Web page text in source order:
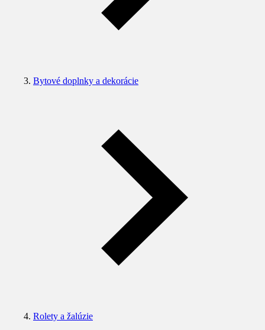
Bytové doplnky a dekorácie
Rolety a žalúzie